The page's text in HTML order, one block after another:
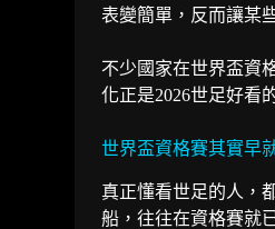
表變簡單，反而讓某
不少國家在世界盃資
化正是2026世足好看
世界盃資格賽其實早
真正懂看世足的人，
船，往往在資格賽就